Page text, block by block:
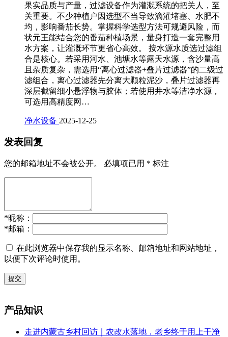
果实品质与产量，过滤设备作为灌溉系统的把关人，至
关重要。不少种植户因选型不当导致滴灌堵塞、水肥不
均，影响番茄长势。掌握科学选型方法可规避风险，而
状元王能结合您的番茄种植场景，量身打造一套完整用
水方案，让灌溉环节更省心高效。 按水源水质选过滤组
合是核心。若采用河水、池塘水等露天水源，含沙量高
且杂质复杂，需选用“离心过滤器+叠片过滤器”的二级过
滤组合，离心过滤器先分离大颗粒泥沙，叠片过滤器再
深层截留细小悬浮物与胶体；若使用井水等洁净水源，
可选用高精度网…
净水设备 2025-12-25
发表回复
您的邮箱地址不会被公开。 必填项已用 * 标注
*昵称：
*邮箱：
在此浏览器中保存我的显示名称、邮箱地址和网站地址，
以便下次评论时使用。
提交
产品知识
走进内蒙古乡村回访｜农改水落地，老乡终于用上干净